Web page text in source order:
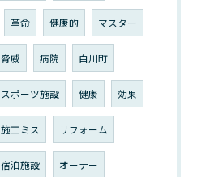
革命 健康的 マスター
脅威 病院 白川町
スポーツ施設 健康 効果
施工ミス リフォーム
宿泊施設 オーナー